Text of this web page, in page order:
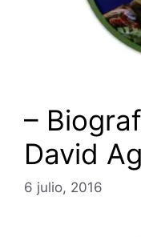
–
David
6 julio, 2016